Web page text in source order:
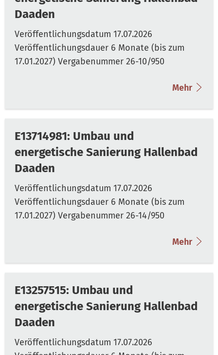
Daaden
Mehr
E13714981: Umbau und
energetische Sanierung Hallenbad
Daaden
Mehr
E13257515: Umbau und
energetische Sanierung Hallenbad
Daaden